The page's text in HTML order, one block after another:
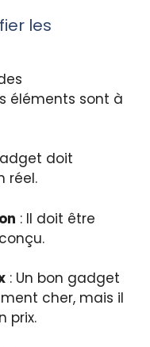
les
éléments sont à
doit
réel.
: Il doit être
: Un bon gadget
cher, mais il
prix.